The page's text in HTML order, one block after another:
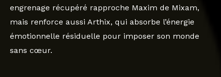
engrenage récupéré rapproche Maxim de Mixam,
mais renforce aussi Arthix, qui absorbe l’énergie
émotionnelle résiduelle pour imposer son monde
sans cœur.